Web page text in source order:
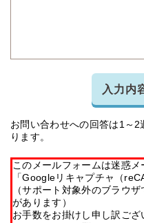
入力内
お問い合わせへの回答は1～
ります。
このメールフォームは迷惑
「Googleリキャプチャ（
（サポート対象外のブラウ
があります）
お手数をお掛けし申し訳ご